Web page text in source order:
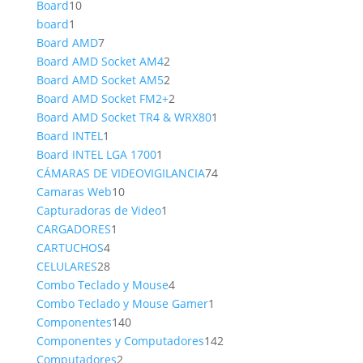
Board1010
board1
producto
Board AMD77
productos
Board AMD Socket AM422
productos
Board AMD Socket AM522
productos
Board AMD Socket FM2+22
productos
Board AMD Socket TR4 & WRX801
Board INTEL1
producto
Board INTEL LGA 17001
producto
CÁMARAS DE VIDEOVIGILANCIA7474
Camaras Web1010
productos
Capturadoras de Video1
CARGADORES1
CARTUCHOS44
productos
CELULARES2828
productos
Combo Teclado y Mouse44
productos
Combo Teclado y Mouse Gamer1
Componentes140140
productos
Componentes y Computadores142142
Computadores22